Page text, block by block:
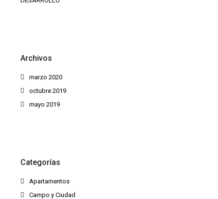
Archivos
marzo 2020
octubre 2019
mayo 2019
Categorías
Apartamentos
Campo y Ciudad